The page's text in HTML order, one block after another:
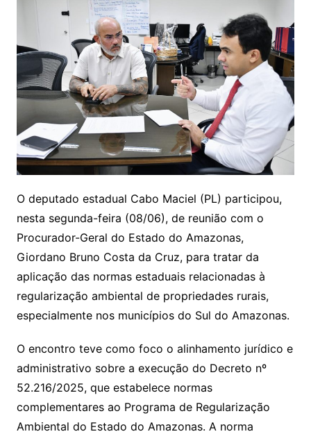
O deputado estadual Cabo Maciel (PL) participou,
nesta segunda-feira (08/06), de reunião com o
Procurador-Geral do Estado do Amazonas,
Giordano Bruno Costa da Cruz, para tratar da
aplicação das normas estaduais relacionadas à
regularização ambiental de propriedades rurais,
especialmente nos municípios do Sul do Amazonas.
O encontro teve como foco o alinhamento jurídico e
administrativo sobre a execução do Decreto nº
52.216/2025, que estabelece normas
complementares ao Programa de Regularização
Ambiental do Estado do Amazonas. A norma